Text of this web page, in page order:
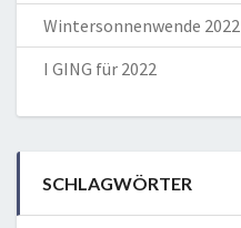
Wintersonnenwende 2022
I GING für 2022
SCHLAGWÖRTER